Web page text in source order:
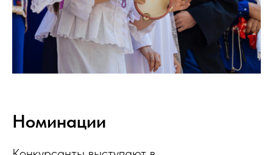
Номинации